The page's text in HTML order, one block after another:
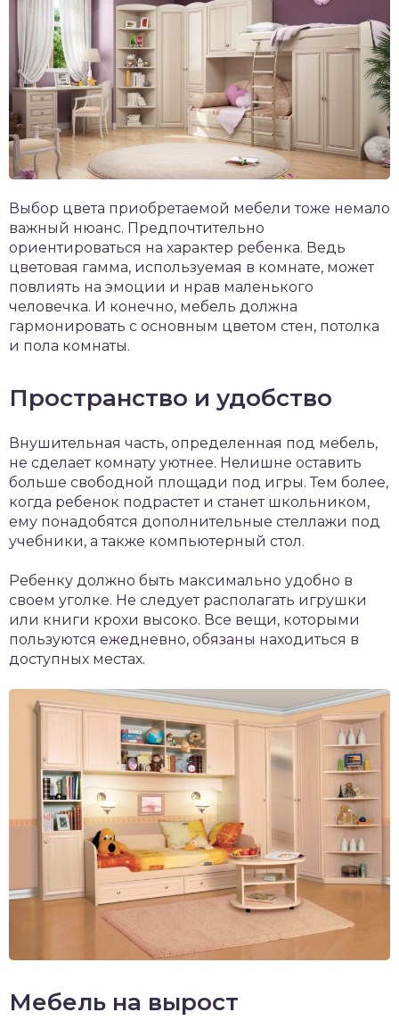
Выбор цвета приобретаемой мебели тоже немало
важный нюанс. Предпочтительно
ориентироваться на характер ребенка. Ведь
цветовая гамма, используемая в комнате, может
повлиять на эмоции и нрав маленького
человечка. И конечно, мебель должна
гармонировать с основным цветом стен, потолка
и пола комнаты.
Пространство и удобство
Внушительная часть, определенная под мебель,
не сделает комнату уютнее. Нелишне оставить
больше свободной площади под игры. Тем более,
когда ребенок подрастет и станет школьником,
ему понадобятся дополнительные стеллажи под
учебники, а также компьютерный стол.
Ребенку должно быть максимально удобно в
своем уголке. Не следует располагать игрушки
или книги крохи высоко. Все вещи, которыми
пользуются ежедневно, обязаны находиться в
доступных местах.
Мебель на вырост